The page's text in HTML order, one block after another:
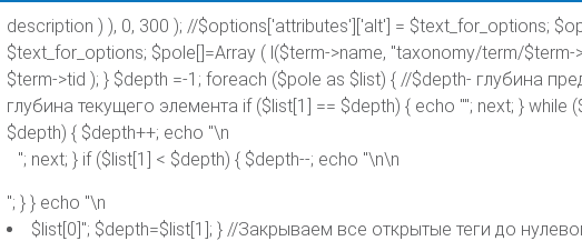
description ) ), 0, 300 ); //$options['attributes']['alt'] = $text_for_options;
$text_for_options; $pole[]=Array ( l($term->name, "taxonomy/term/$term-
$term->tid ); } $depth =-1; foreach ($pole as $list) { //$depth- глубина
глубина текущего элемента if ($list[1] == $depth) { echo ""; next; } while
$depth) { $depth++; echo "\n
"; next; } if ($list[1] < $depth) { $depth--; echo "\n\n
"; } } echo "\n
$list[0]"; $depth=$list[1]; } //Закрываем все открытые теги до